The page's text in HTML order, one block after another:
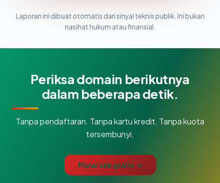
Laporan ini dibuat otomatis dari sinyal teknis publik. Ini bukan
nasihat hukum atau finansial.
Periksa domain berikutnya
dalam beberapa detik.
Tanpa pendaftaran. Tanpa kartu kredit. Tanpa kuota
tersembunyi.
Mulai cek gratis →